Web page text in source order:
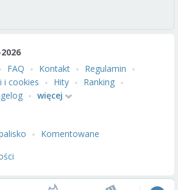
FAQ Kontakt
Regulamin
i cookies
Hity
Ranking
więcej
Komentowane